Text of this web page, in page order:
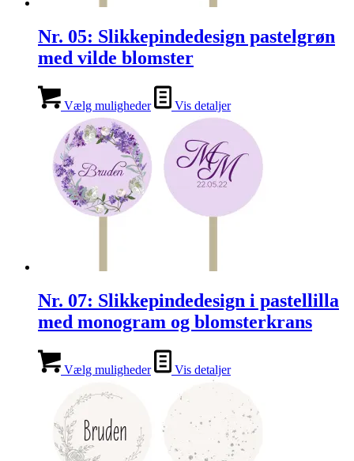
Nr. 05: Slikkepindedesign pastelgrøn
med vilde blomster
Vælg muligheder Vis detaljer
Nr. 07: Slikkepindedesign i pastellilla
med monogram og blomsterkrans
Vælg muligheder Vis detaljer